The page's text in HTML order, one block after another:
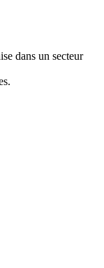
dans un secteur